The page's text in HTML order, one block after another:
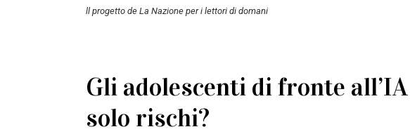
ll progetto de La Nazione per i lettori di domani
Gli adolescenti di fronte all’IA
solo rischi?